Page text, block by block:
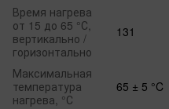
Время нагрева
от 15 до 65 °С,
вертикально /
горизонтально
131
Максимальная
температура
нагрева, °С
65 ± 5 °C